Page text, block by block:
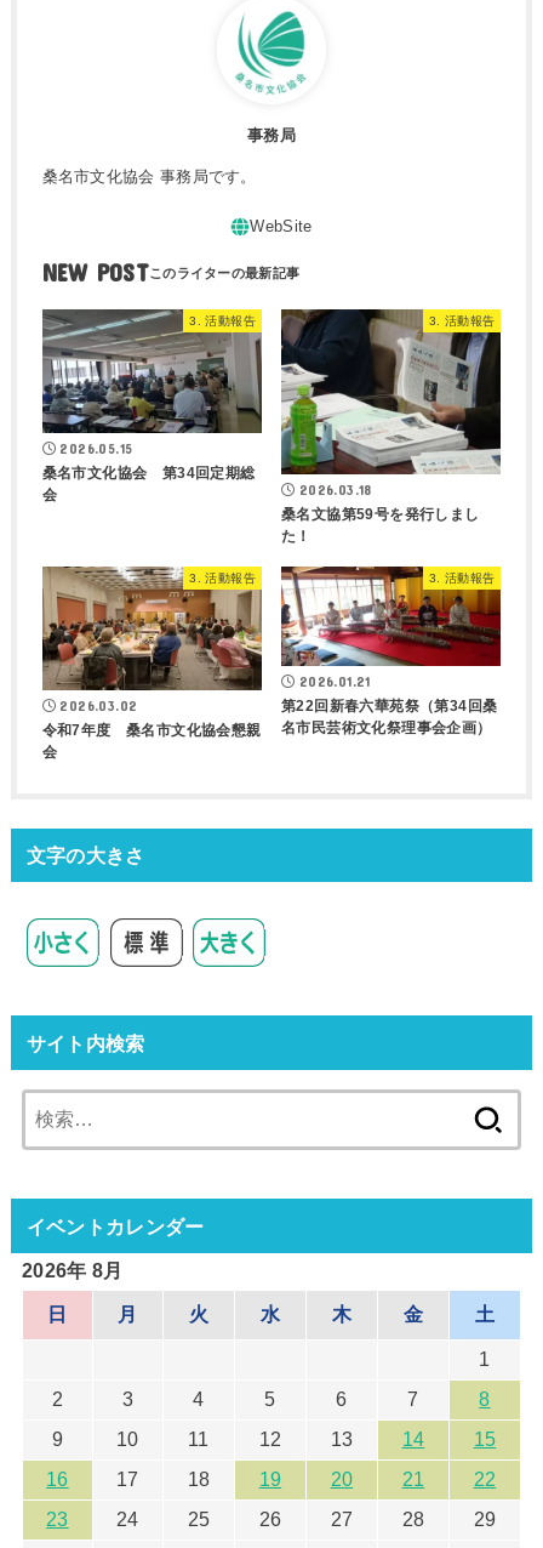
事務局
桑名市文化協会 事務局です。
NEW POST
3. 活動報告
2026.05.15
桑名市文化協会 第34回定期総
会
3. 活動報告
2026.03.18
桑名文協第59号を発行しまし
た！
3. 活動報告
2026.03.02
令和7年度 桑名市文化協会懇親
会
3. 活動報告
2026.01.21
第22回新春六華苑祭（第34回桑
名市民芸術文化祭理事会企画）
文字の大きさ
サイト内検索
索:
イベントカレンダー
2026年 8月
日 月 火 水 木 金 土
1
2
3 4 5 6 7
8
9
10 11 12 13 14
15
16
17 18 19 20 21
22
23
24 25 26 27 28
29